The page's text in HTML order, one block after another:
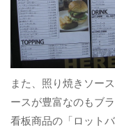
また、照り焼きソー
ースが豊富なのもブ
看板商品の「ロット